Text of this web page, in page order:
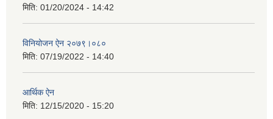
मिति: 01/20/2024 - 14:42
विनियोजन ऐन २०७९।०८०
मिति: 07/19/2022 - 14:40
आर्थिक ऐन
मिति: 12/15/2020 - 15:20